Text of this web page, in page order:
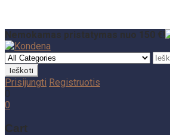
Nemokamas pristatymas nuo 150 €!
Prisijungti Registruotis
0
0
Cart